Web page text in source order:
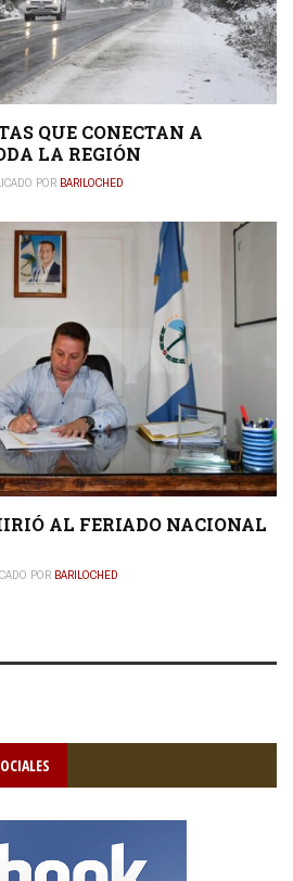
QUE CONECTAN A
LA REGIÓN
POR BARILOCHED
AL FERIADO NACIONAL
POR BARILOCHED